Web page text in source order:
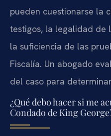
pueden cuestionarse la
testigos, la legalidad de
la suficiencia de las
Fiscalía. Un abogado
del caso para
¿Qué debo hacer si me
Condado de King